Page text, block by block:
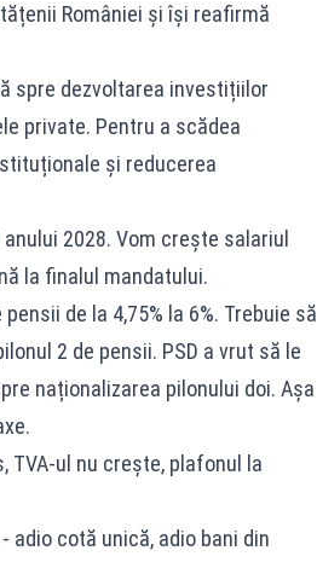
României și își reafirmă
spre dezvoltarea investițiilor
private. Pentru a scădea
și reducerea
2028. Vom crește salariul
la finalul mandatului.
de la 4,75% la 6%. Trebuie să
2 de pensii. PSD a vrut să le
naționalizarea pilonului doi. Așa
TVA-ul nu crește, plafonul la
adio cotă unică, adio bani din